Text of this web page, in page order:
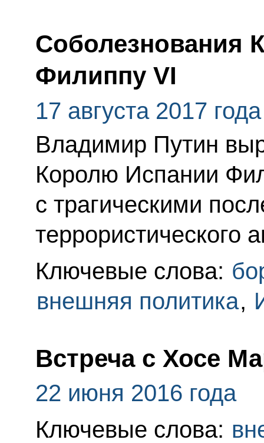
Соболезнования
Филиппу VI
17 августа 2017 года
Владимир Путин
Королю Испании
с трагическими
террористического
Ключевые слова:
внешняя политика,
Встреча с Хосе
22 июня 2016 года
Ключевые слова: